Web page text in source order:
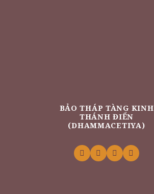
BẢO THÁP TÀNG KINH
THÁNH ĐIỂN
(DHAMMACETIYA)